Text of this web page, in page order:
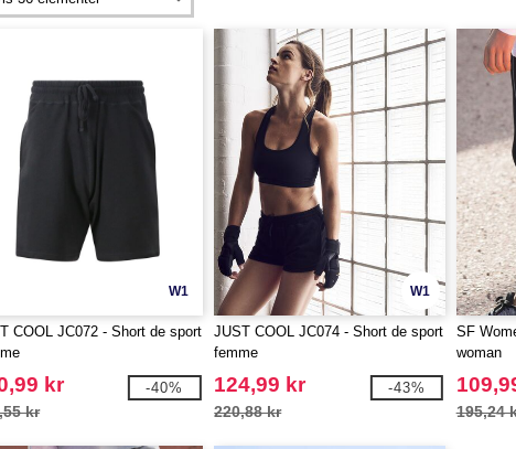
W1
COOL JC072 - Short de sport
kr
kr
-40%
W1
JUST COOL JC074 - Short de sport
femme
124,99 kr
220,88 kr
-43%
SF
woman
195,24